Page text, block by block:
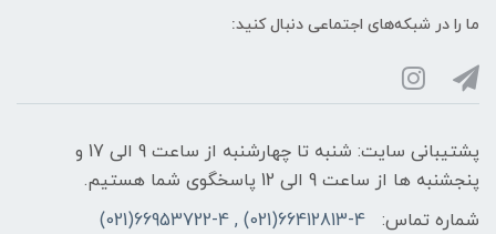
ما را در شبکه‌های اجتماعی دنبال کنید:
پشتیبانی سایت: شنبه تا چهارشنبه از ساعت 9 الی 17 و
پنجشنبه ها از ساعت 9 الی 12 پاسخگوی شما هستیم.
شماره تماس:
66412813-4(021) , 66953722-4(021)